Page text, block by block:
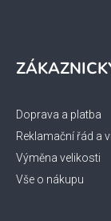
Doprava a platba
Reklamační řád a
Výměna velikosti
Vše o nákupu